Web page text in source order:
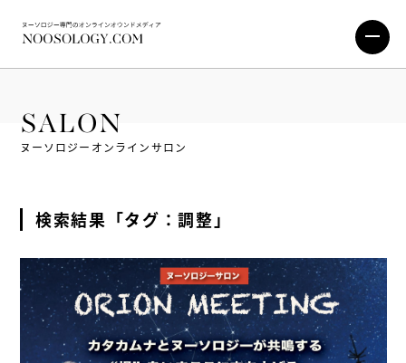
SALON
ヌーソロジーオンラインサロン
検索結果「タグ：調整」